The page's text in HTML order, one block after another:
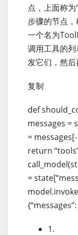
点，上面称
步骤的节点
一个名为
调用工具的
发它们，然后
复制
def
messages =
=
return
=
1.